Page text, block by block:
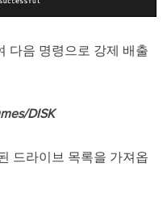
다음 명령으로 강제 배출
DISK
드라이브 목록을 가져옵